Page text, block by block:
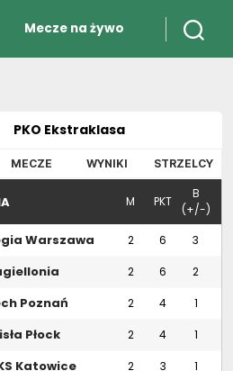
Mecze na żywo
PKO Ekstraklasa
MECZE WYNIKI STRZELCY
M PKT
B
(+/-)
Warszawa 2 6 3
2 6 2
Poznań 2 4 1
Płock 2 4 1
Katowice 2 3 1